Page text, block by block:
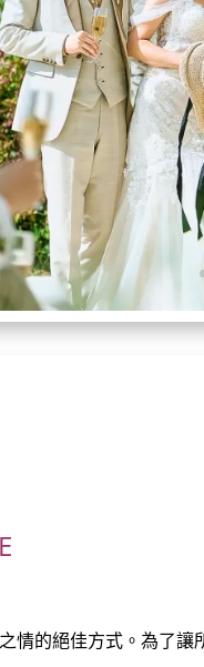
情的絕佳方式。為了讓